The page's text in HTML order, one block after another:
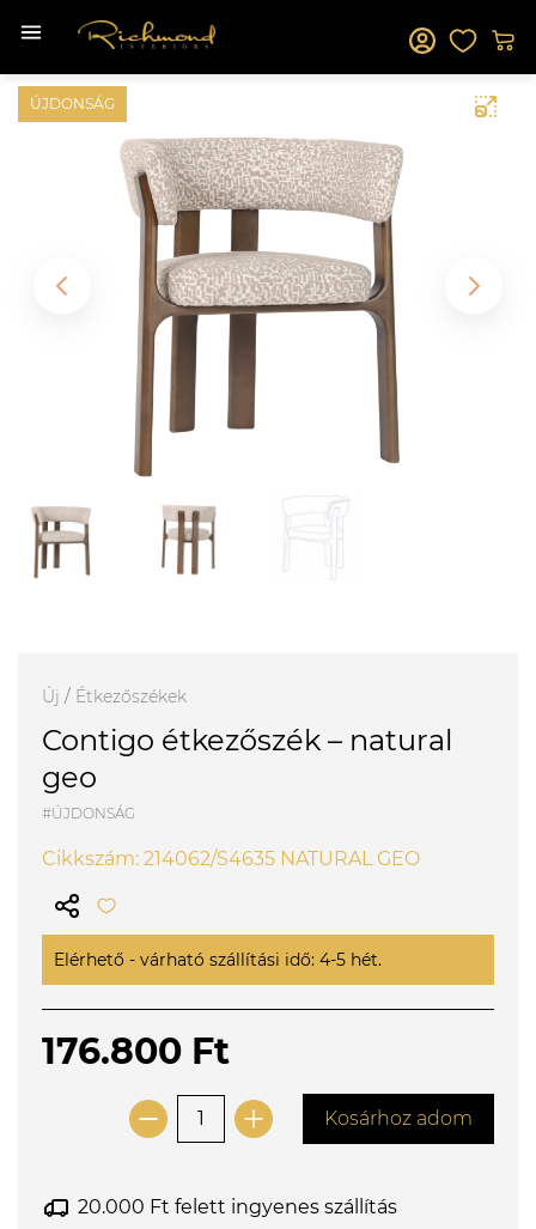
ÚJDONSÁG
Új / Étkezőszékek
Contigo étkezőszék – natural
geo
#ÚJDONSÁG
Cikkszám: 214062/S4635 NATURAL GEO
Elérhető - várható szállítási idő: 4-5 hét.
176.800 Ft
Kosárhoz adom
20.000 Ft felett ingyenes szállítás